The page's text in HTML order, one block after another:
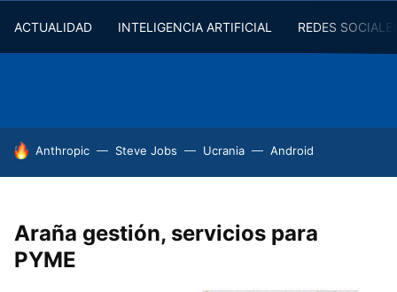
ACTUALIDAD INTELIGENCIA ARTIFICIAL REDES
HOY SE HABLA DE
Anthropic Steve Jobs Ucrania Android
Araña gestión, servicios para
PYME